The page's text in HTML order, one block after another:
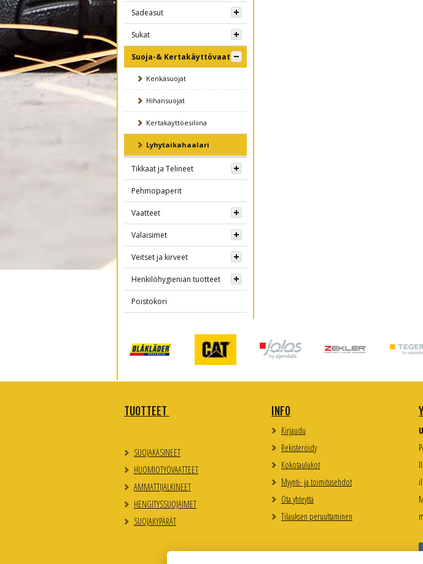
Sadeasut
Sukat
Suoja-& Kertakäyttövaatteet
Kenkäsuojat
Hihansuojat
Kertakäyttöesiliina
Lyhytaikahaalari
Tikkaat ja Telineet
Pehmopaperit
Vaatteet
Valaisimet
Veitset ja kirveet
Henkilöhygienian tuotteet
Poistokori
TUOTTEET
SUOJAKÄSINEET
HUOMIOTYÖVAATTEET
AMMATTIJALKINEET
HENGITYSSUOJAIMET
SUOJAKYPÄRÄT
INFO
Kirjaudu
Rekisteröidy
Kokotaulukot
Myynti- ja toimitusehdot
Ota yhteyttä
Tilauksen peruuttaminen